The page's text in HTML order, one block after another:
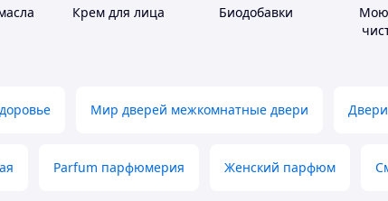
Крем для лица Биодобавки
Мир дверей межкомнатные двери Двери
Parfum парфюмерия Женский парфюм